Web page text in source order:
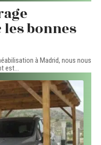
bonnes
à Madrid, nous nous
est…